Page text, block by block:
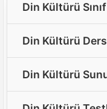
Din Kültürü
🎓 4. Sınıf Din
🎓 5. Sınıf Din
Din Kültürü
📘 4. Sınıf Din
📘 5. Sınıf Din
Din Kültürü
🖥️ Tüm Sınıflar İçin